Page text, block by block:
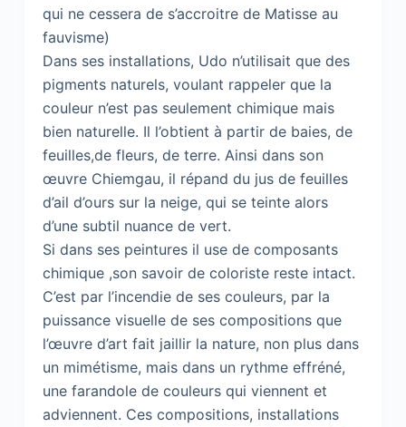
qui ne cessera de s’accroitre de Matisse au
fauvisme)
Dans ses installations, Udo n’utilisait que des
pigments naturels, voulant rappeler que la
couleur n’est pas seulement chimique mais
bien naturelle. Il l’obtient à partir de baies, de
feuilles,de fleurs, de terre. Ainsi dans son
œuvre Chiemgau, il répand du jus de feuilles
d’ail d’ours sur la neige, qui se teinte alors
d’une subtil nuance de vert.
Si dans ses peintures il use de composants
chimique ,son savoir de coloriste reste intact.
C’est par l’incendie de ses couleurs, par la
puissance visuelle de ses compositions que
l’œuvre d’art fait jaillir la nature, non plus dans
un mimétisme, mais dans un rythme effréné,
une farandole de couleurs qui viennent et
adviennent. Ces compositions, installations